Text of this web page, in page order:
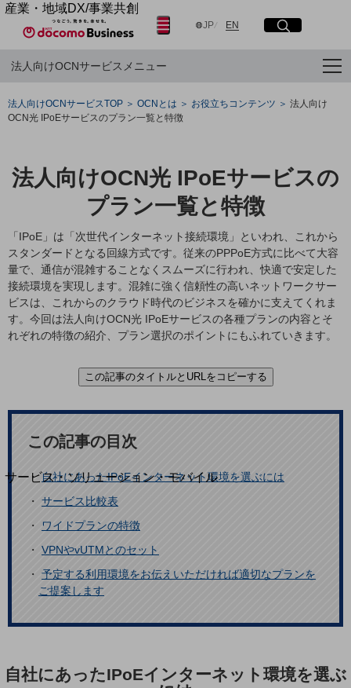
産業・地域DX/事業共創
OPEN HUB for Plural Futures
「社会可能性」を探究・実装する事業共創エコシステムです。
イベント/ウェビナー
記事コンテンツ
プレイヤー(カタリスト/パートナー企業)
産業・地域DXプラットフォーマーとして
企業と地域が持続成長する社会を目指します
Smart Education
Smart Healthcare
Smart Industry
Smart Mobility
Smart Worksite
生成AI(Generative AI)
地域の取り組み
地域社会を支える皆さまと地域課題の解決や
自治体・地域社会との共創
LGPF(Local Government Platform)
別ウィンドウで開きます
サービス・ソリューション・モバイル
サービス・ソリューションTOP
DXに関する課題を解決する
カテゴリーで探す
カテゴリーで探すTOP
ネットワーク・モバイル
クラウド・データセンター
セキュリティ
JP日本語
ENEnglish
サイト内検索
メニュー
フリーワードでNTTドコモビジネスの
法人向けOCNサービスメニュー
法人向けOCNサービスTOP OCNとは お役立ちコンテンツ
法人向け
OCN光 IPoEサービスのプラン一覧と特徴
法人向けOCN光 IPoEサービスの
プラン一覧と特徴
「IPoE」は「次世代インターネット接続環境」といわれ、これから
スタンダードとなる回線方式です。従来のPPPoE方式に比べて大容
量で、通信が混雑することなくスムーズに行われ、快適で安定した
接続環境を実現します。混雑に強く信頼性の高いネットワークサー
ビスは、これからのクラウド時代のビジネスを確かに支えてくれま
す。今回は法人向けOCN光 IPoEサービスの各種プランの内容とそ
れぞれの特徴の紹介、プラン選択のポイントにもふれていきます。
この記事のタイトルとURLをコピーする
この記事の目次
・自社にあったIPoEインターネット環境を選ぶには
・ サービス比較表
・
ワイドプランの特徴
・ VPNやvUTMとのセット
・ 予定する利用環境をお伝えいただければ適切なプランを
ご提案します
自社にあったIPoEインターネット環境を選ぶ